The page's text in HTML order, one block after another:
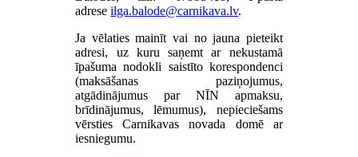
adrese
.
Ja vēlaties mainīt vai no jauna pieteikt
adresi, uz kuru saņemt ar nekustamā
īpašuma nodokli saistīto korespondenci
(maksāšanas paziņojumus,
atgādinājumus par NĪN apmaksu,
brīdinājumus, lēmumus), nepieciešams
vērsties Carnikavas novada domē ar
iesniegumu.